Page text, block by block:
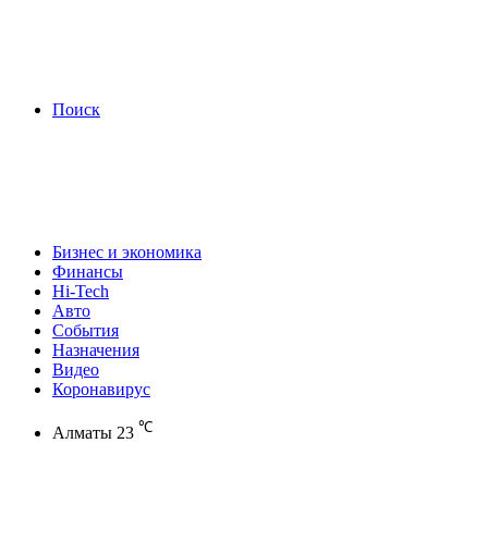
Поиск
Бизнес и экономика
Финансы
Hi-Tech
Авто
События
Назначения
Видео
Коронавирус
Алматы 23 ℃